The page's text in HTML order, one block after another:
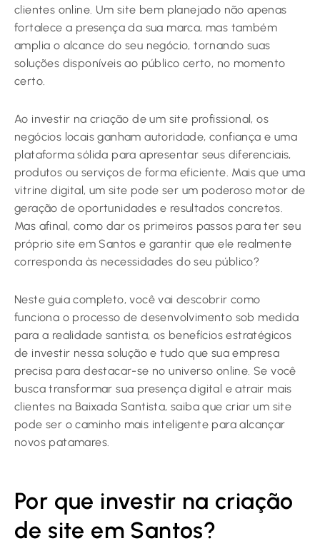
clientes online. Um site bem planejado não apenas
fortalece a presença da sua marca, mas também
amplia o alcance do seu negócio, tornando suas
soluções disponíveis ao público certo, no momento
certo.
Ao investir na criação de um site profissional, os
negócios locais ganham autoridade, confiança e uma
plataforma sólida para apresentar seus diferenciais,
produtos ou serviços de forma eficiente. Mais que uma
vitrine digital, um site pode ser um poderoso motor de
geração de oportunidades e resultados concretos.
Mas afinal, como dar os primeiros passos para ter seu
próprio site em Santos e garantir que ele realmente
corresponda às necessidades do seu público?
Neste guia completo, você vai descobrir como
funciona o processo de desenvolvimento sob medida
para a realidade santista, os benefícios estratégicos
de investir nessa solução e tudo que sua empresa
precisa para destacar-se no universo online. Se você
busca transformar sua presença digital e atrair mais
clientes na Baixada Santista, saiba que criar um site
pode ser o caminho mais inteligente para alcançar
novos patamares.
Por que investir na criação
de site em Santos?